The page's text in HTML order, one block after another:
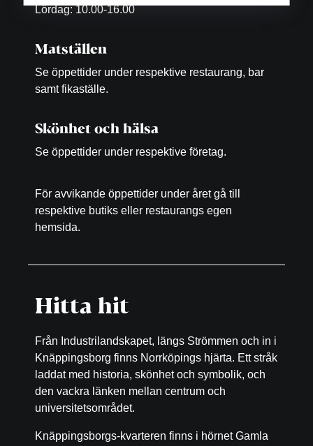
Lördag: 10.00-16.00
Matställen
Se öppettider under respektive restaurang, bar
samt fikaställe.
Skönhet och hälsa
Se öppettider under respektive företag.
För avvikande öppettider under året gå till
respektive butiks eller restaurangs egen
hemsida.
Hitta hit
Från Industrilandskapet, längs Strömmen och in i
Knäppingsborg finns Norrköpings hjärta. Ett stråk
laddat med historia, skönhet och symbolik, och
den vackra länken mellan centrum och
universitetsområdet.
Knäppingsborgs-kvarteren finns i hörnet Gamla